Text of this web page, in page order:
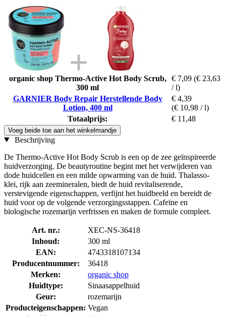
organic shop Thermo-Active Hot Body Scrub,
300 ml
€ 7,09 (€ 23,63
/ l)
GARNIER Body Repair Herstellende Body
Lotion, 400 ml
€ 4,39
(€ 10,98 / l)
Totaalprijs:
€ 11,48
Voeg beide toe aan het winkelmandje
Beschrijving
De Thermo-Active Hot Body Scrub is een op de zee geïnspireerde
huidverzorging. De beautyroutine begint met het verwijderen van
dode huidcellen en een milde opwarming van de huid. Thalasso-
klei, rijk aan zeemineralen, biedt de huid revitaliserende,
verstevigende eigenschappen, verfijnt het huidbeeld en bereidt de
huid voor op de volgende verzorgingsstappen. Cafeïne en
biologische rozemarijn verfrissen en maken de formule compleet.
Art. nr.:
XEC-NS-36418
Inhoud:
300 ml
EAN:
4743318107134
Producentnummer:
36418
Merken:
organic shop
Huidtype:
Sinaasappelhuid
Geur:
rozemarijn
Producteigenschappen: Vegan